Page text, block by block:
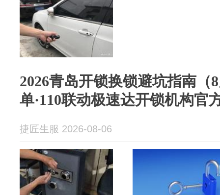
2026青岛开锁换锁避坑指南（
单·110联动极速达开锁机构官
捷匠生服 2026-08-06